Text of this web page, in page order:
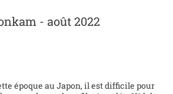
- août 2022
époque au Japon, il est difficile pour